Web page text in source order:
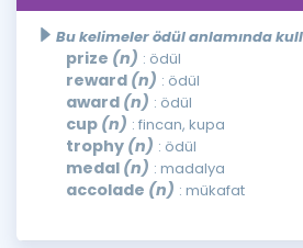
Bu kelimeler ödül anlamında
prize (n) : ödül
reward (n) : ödül
award (n) : ödül
cup (n) : fincan, kupa
trophy (n) : ödül
medal (n) : madalya
accolade (n) : mükafat